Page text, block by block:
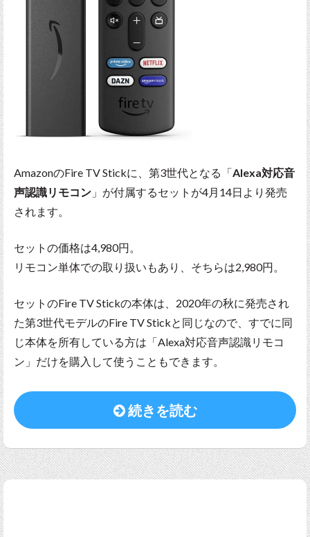
AmazonのFire TV Stickに、第3世代となる「Alexa対応音
声認識リモコン 」が付属するセットが4月14日より発売
されます。
セットの価格は4,980円。
リモコン単体での取り扱いもあり、そちらは2,980円。
セットのFire TV Stickの本体は、2020年の秋に発売され
た第3世代モデルのFire TV Stickと同じなので、すでに同
じ本体を所有している方は「Alexa対応音声認識リモコ
ン」だけを購入して使うこともできます。
続きを読む